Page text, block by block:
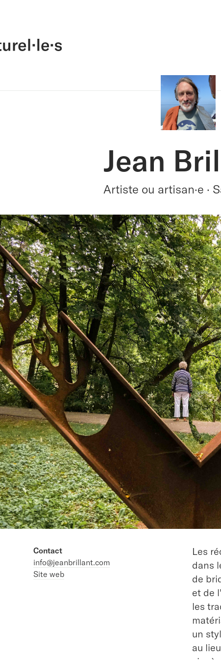
Jean
Artiste ou artisan·e ·
Les
dans
de
et de
les
un
au
Contact
info@jeanbrillant.com
Site web